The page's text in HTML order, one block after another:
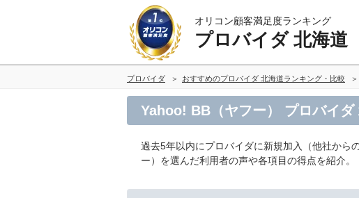
オリコン顧客満足度ランキング
プロバイダ 北海道
プロバイダ おすすめのプロバイダ 北海道ランキング・比較
Yahoo! BB（ヤフー） プロバイダ
過去5年以内にプロバイダに新規加入（他社から
ー）を選んだ利用者の声や各項目の得点を紹介。